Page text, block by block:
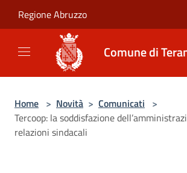
Regione Abruzzo
Comune di
Home > Novità > Comunicati >
Tercoop: la soddisfazione
relazioni sindacali